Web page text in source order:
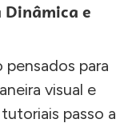
e
pensados para
visual e
passo a